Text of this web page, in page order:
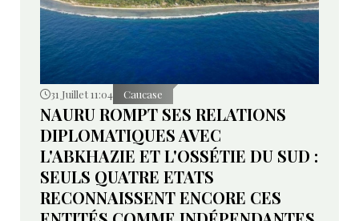
31 Juillet 11:04 Caucase
NAURU ROMPT SES RELATIONS
DIPLOMATIQUES AVEC
L'ABKHAZIE ET L'OSSÉTIE DU SUD :
SEULS QUATRE ETATS
RECONNAISSENT ENCORE CES